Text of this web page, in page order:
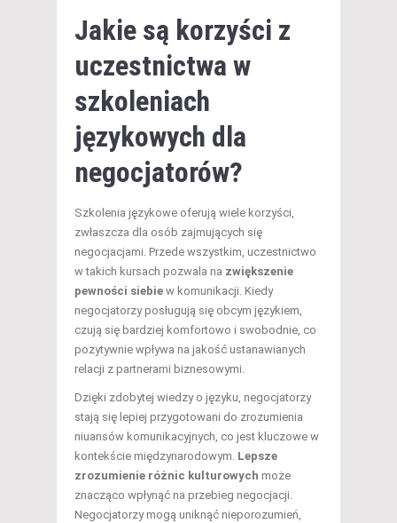
Jakie są korzyści z
uczestnictwa w
szkoleniach
językowych dla
negocjatorów?
Szkolenia językowe oferują wiele korzyści,
zwłaszcza dla osób zajmujących się
negocjacjami. Przede wszystkim, uczestnictwo
w takich kursach pozwala na zwiększenie
pewności siebie w komunikacji. Kiedy
negocjatorzy posługują się obcym językiem,
czują się bardziej komfortowo i swobodnie, co
pozytywnie wpływa na jakość ustanawianych
relacji z partnerami biznesowymi.
Dzięki zdobytej wiedzy o języku, negocjatorzy
stają się lepiej przygotowani do zrozumienia
niuansów komunikacyjnych, co jest kluczowe w
kontekście międzynarodowym. Lepsze
zrozumienie różnic kulturowych może
znacząco wpłynąć na przebieg negocjacji.
Negocjatorzy mogą uniknąć nieporozumień,